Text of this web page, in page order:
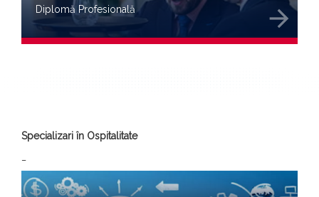
Diplomă Profesională
arrow_forward
Specializari în Ospitalitate